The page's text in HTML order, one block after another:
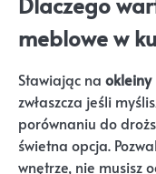
meblowe w
Stawiając na okleiny
zwłaszcza jeśli
porównaniu do
świetna opcja.
wnętrze, nie musisz